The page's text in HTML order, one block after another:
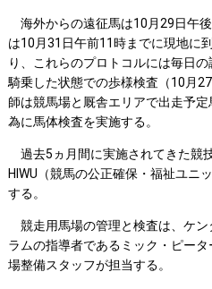
海外からの遠征馬は10月29日午
は10月31日午前11時までに現地に
り、これらのプロトコルには毎日
騎乗した状態での歩様検査（10月
師は競馬場と厩舎エリアで出走予
為に馬体検査を実施する。
過去5ヵ月間に実施されてきた競
HIWU（競馬の公正確保・福祉ユニ
する。
競走用馬場の管理と検査は、ケ
ラムの指導者であるミック・ピー
場整備スタッフが担当する。